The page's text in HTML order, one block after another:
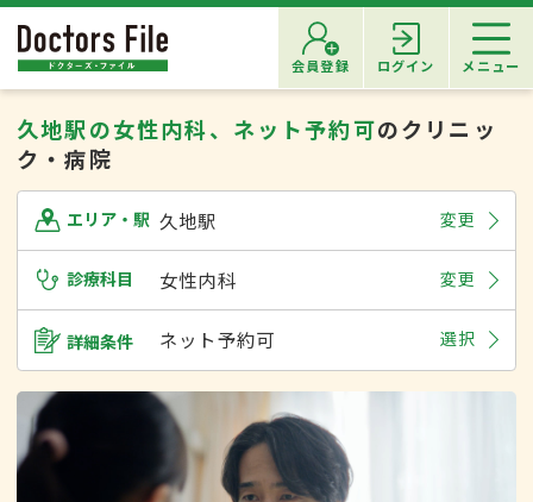
会員登録 ログイン メニュー
久地駅の女性内科、ネット予約可のクリニッ
ク・病院
エリア・駅 久地駅 変更
診療科目 女性内科 変更
詳細条件 ネット予約可 選択